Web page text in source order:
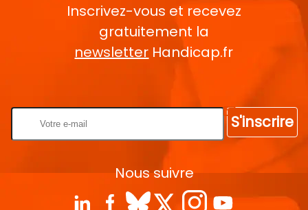
Inscrivez-vous et recevez
gratuitement la
newsletter Handicap.fr
S'inscrire
Nous suivre